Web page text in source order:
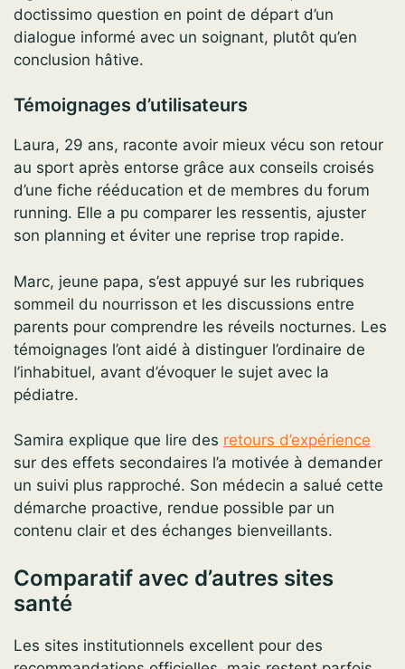
doctissimo question en point de départ d’un
dialogue informé avec un soignant, plutôt qu’en
conclusion hâtive.
Témoignages d’utilisateurs
Laura, 29 ans, raconte avoir mieux vécu son retour
au sport après entorse grâce aux conseils croisés
d’une fiche rééducation et de membres du forum
running. Elle a pu comparer les ressentis, ajuster
son planning et éviter une reprise trop rapide.
Marc, jeune papa, s’est appuyé sur les rubriques
sommeil du nourrisson et les discussions entre
parents pour comprendre les réveils nocturnes. Les
témoignages l’ont aidé à distinguer l’ordinaire de
l’inhabituel, avant d’évoquer le sujet avec la
pédiatre.
Samira explique que lire des retours d’expérience
sur des effets secondaires l’a motivée à demander
un suivi plus rapproché. Son médecin a salué cette
démarche proactive, rendue possible par un
contenu clair et des échanges bienveillants.
Comparatif avec d’autres sites
santé
Les sites institutionnels excellent pour des